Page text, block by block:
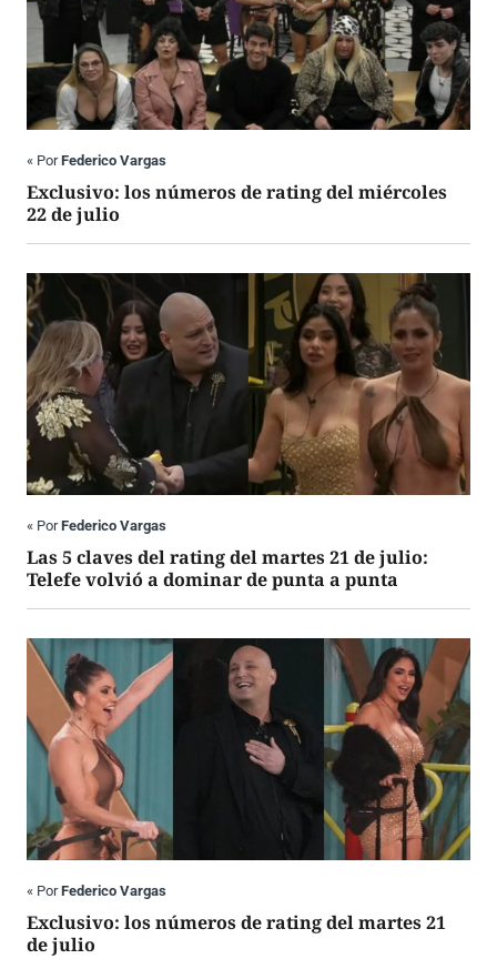
« PorFederico Vargas
Exclusivo: los números de rating del miércoles
22 de julio
« PorFederico Vargas
Las 5 claves del rating del martes 21 de julio:
Telefe volvió a dominar de punta a punta
« PorFederico Vargas
Exclusivo: los números de rating del martes 21
de julio